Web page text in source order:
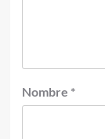
Nombre *